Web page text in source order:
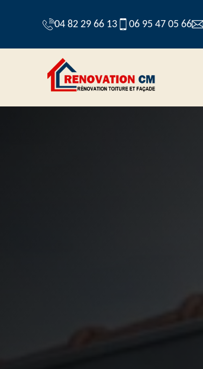
04 82 29 66 13 06 95 47 05 66